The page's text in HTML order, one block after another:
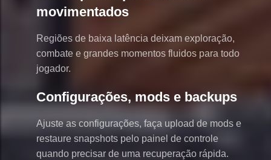
movimentados
Regiões de baixa latência deixam exploração,
combate e grandes momentos fluidos para todo
jogador.
Configurações, mods e backups
Ajuste as configurações, faça upload de mods e
restaure snapshots pelo painel de controle
quando precisar de uma recuperação rápida.